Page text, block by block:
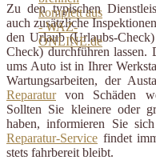
Zu den typischen
auch zusätzliche
den Urlaub (Urlaubs-
Check) durchführen lassen.
ums Auto ist in Ihrer
Wartungsarbeiten, der
Reparaturvon Schäden
Sollten Sie kleinere oder
haben, informieren Sie
Reparatur-Service findet
stets fahrbereit bleibt.